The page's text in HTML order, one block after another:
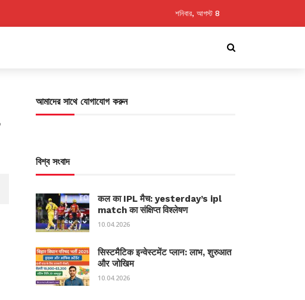
শনিবার, আগস্ট 8
আমাদের সাথে যোগাযোগ করুন
বিশ্ব সংবাদ
कल का IPL मैच: yesterday’s ipl
match का संक्षिप्त विश्लेषण
10.04.2026
सिस्टमैटिक इन्वेस्टमेंट प्लान: लाभ, शुरुआत
और जोखिम
10.04.2026